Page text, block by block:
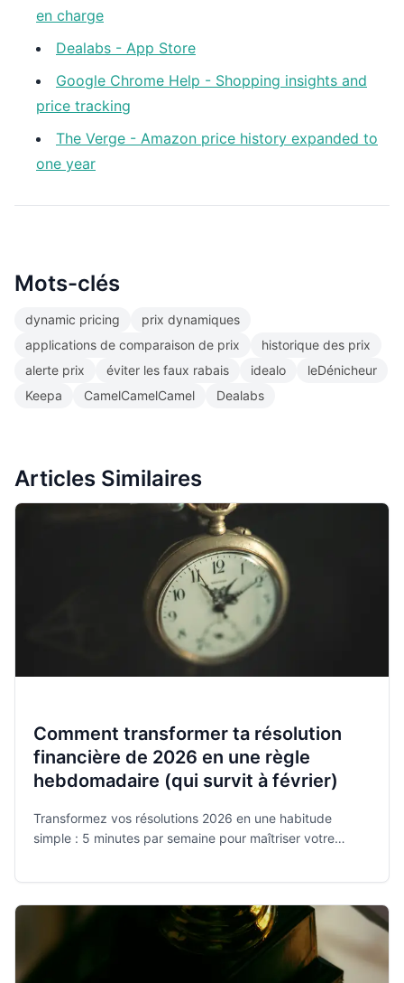
en charge
Dealabs - App Store
Google Chrome Help - Shopping insights and
price tracking
The Verge - Amazon price history expanded to
one year
Mots-clés
dynamic pricing
prix dynamiques
applications de comparaison de prix
historique des prix
alerte prix
éviter les faux rabais idealo
leDénicheur
Keepa
CamelCamelCamel Dealabs
Articles Similaires
Comment transformer ta résolution
financière de 2026 en une règle
hebdomadaire (qui survit à février)
Transformez vos résolutions 2026 en une habitude
simple : 5 minutes par semaine pour maîtriser votre